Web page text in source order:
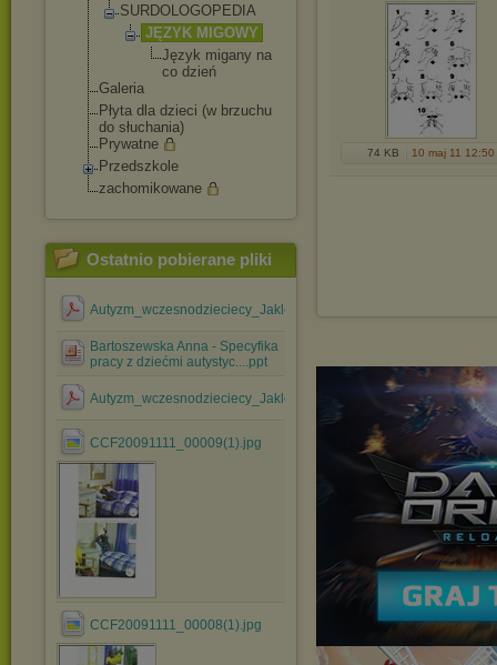
SURDOLOGOPEDIA
JĘZYK MIGOWY
Język migany na
co dzień
Galeria
Płyta dla dzieci (w brzuchu
do słuchania)
Prywatne
Przedszkole
zachomikowane
Ostatnio pobierane pliki
Autyzm_wczesnodzieciecy_Jaklewicz.pdf
Bartoszewska Anna - Specyfika
pracy z dziećmi autystyc....ppt
Autyzm_wczesnodzieciecy_Jaklewicz_ocr.pdf
CCF20091111_00009(1).jpg
CCF20091111_00008(1).jpg
74 KB 10 maj 11 12:50